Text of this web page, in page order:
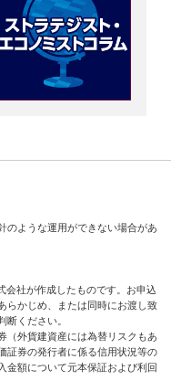
のような運用ができない場合があ
会社が作成したものです。お申込
らかじめ、または同時にお渡し致
断ください。
（外貨建資産には為替リスクもあ
証券の発行者に係る信用状況等の
金額について元本保証および利回